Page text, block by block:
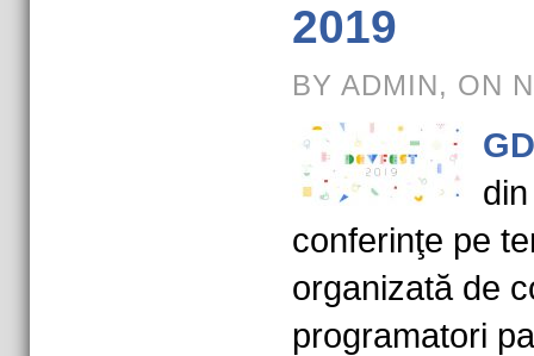
2019
BY ADMIN, ON
conferinţe pe
organizată de
programatori